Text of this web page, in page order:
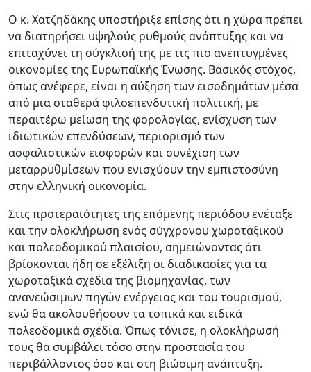
Ο κ. Χατζηδάκης υποστήριξε επίσης ότι η χώρα πρέπει
να διατηρήσει υψηλούς ρυθμούς ανάπτυξης και να
επιταχύνει τη σύγκλισή της με τις πιο ανεπτυγμένες
οικονομίες της Ευρωπαϊκής Ένωσης. Βασικός στόχος,
όπως ανέφερε, είναι η αύξηση των εισοδημάτων μέσα
από μια σταθερά φιλοεπενδυτική πολιτική, με
περαιτέρω μείωση της φορολογίας, ενίσχυση των
ιδιωτικών επενδύσεων, περιορισμό των
ασφαλιστικών εισφορών και συνέχιση των
μεταρρυθμίσεων που ενισχύουν την εμπιστοσύνη
στην ελληνική οικονομία.
Στις προτεραιότητες της επόμενης περιόδου ενέταξε
και την ολοκλήρωση ενός σύγχρονου χωροταξικού
και πολεοδομικού πλαισίου, σημειώνοντας ότι
βρίσκονται ήδη σε εξέλιξη οι διαδικασίες για τα
χωροταξικά σχέδια της βιομηχανίας, των
ανανεώσιμων πηγών ενέργειας και του τουρισμού,
ενώ θα ακολουθήσουν τα τοπικά και ειδικά
πολεοδομικά σχέδια. Όπως τόνισε, η ολοκλήρωσή
τους θα συμβάλει τόσο στην προστασία του
περιβάλλοντος όσο και στη βιώσιμη ανάπτυξη.